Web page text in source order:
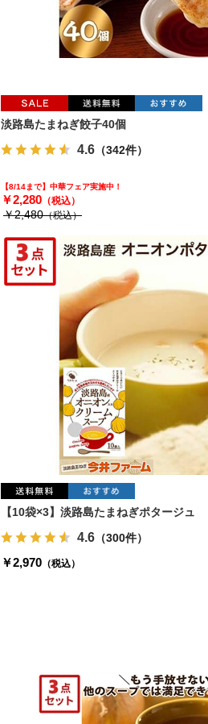
淡路島たまねぎ餃子40個
4.6 （342件）
【8/14まで】中華フェア実施中！
￥2,280 （税込）
￥2,480（税込）
【10袋×3】淡路島たまねぎポタージュ
4.6 （300件）
￥2,970 （税込）